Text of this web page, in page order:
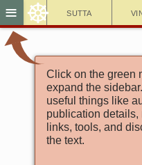
Sutta
≡ ☸
Click on the green
expand the
useful things like
publication details,
links, tools, and
the text.
အင်္
(၆)
၃-အညရ